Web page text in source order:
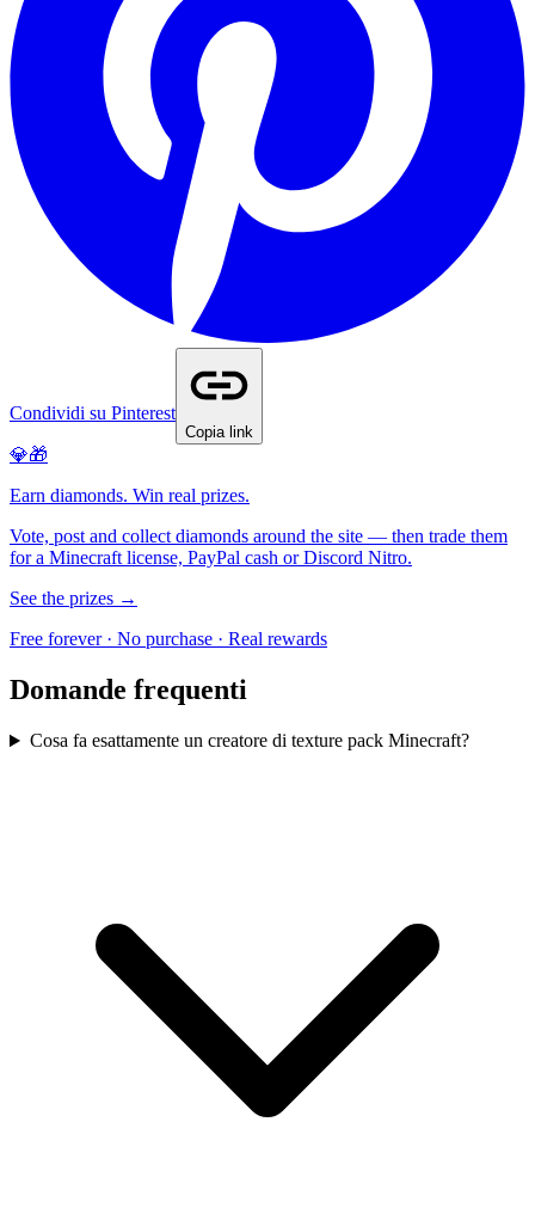
Condividi su Pinterest
Copia link
💎🎁
Earn diamonds. Win real prizes.
Vote, post and collect diamonds around the site — then trade them
for a Minecraft license, PayPal cash or Discord Nitro.
See the prizes →
Free forever · No purchase · Real rewards
Domande frequenti
Cosa fa esattamente un creatore di texture pack Minecraft?